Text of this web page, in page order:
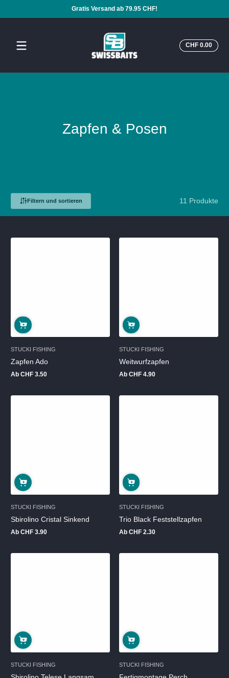
Gratis Versand ab 79.95 CHF!
CHF 0.00
CHF
Zapfen & Posen
Filtern und sortieren 11 Produkte
STUCKI FISHING
Zapfen Ado
Regulärer
Ab CHF 3.50
STUCKI FISHING
Weitwurfzapfen
Regulärer
Ab CHF 4.90
STUCKI FISHING
Sbirolino Cristal Sinkend
Regulärer
Ab CHF 3.90
STUCKI FISHING
Trio Black Feststellzapfen
Regulärer
Ab CHF 2.30
STUCKI FISHING STUCKI FISHING